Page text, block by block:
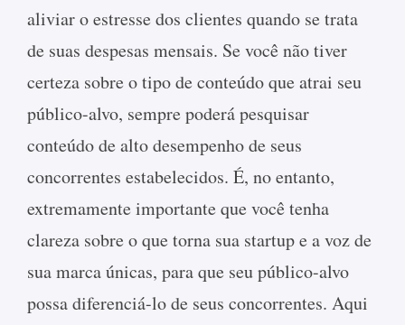
aliviar o estresse dos clientes quando se trata
de suas despesas mensais. Se você não tiver
certeza sobre o tipo de conteúdo que atrai seu
público-alvo, sempre poderá pesquisar
conteúdo de alto desempenho de seus
concorrentes estabelecidos. É, no entanto,
extremamente importante que você tenha
clareza sobre o que torna sua startup e a voz de
sua marca únicas, para que seu público-alvo
possa diferenciá-lo de seus concorrentes. Aqui